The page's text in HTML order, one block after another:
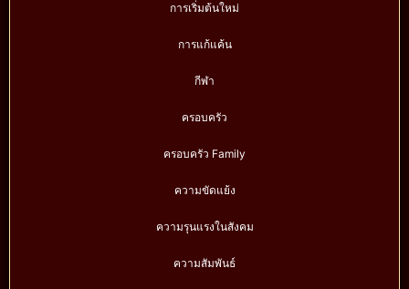
การเริ่มต้นใหม่
การแก้แค้น
กีฬา
ครอบครัว
ครอบครัว Family
ความขัดแย้ง
ความรุนแรงในสังคม
ความสัมพันธ์